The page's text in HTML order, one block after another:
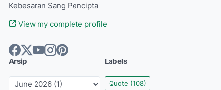
Kebesaran Sang Pencipta
View my complete profile
Arsip Labels
Quote (108)